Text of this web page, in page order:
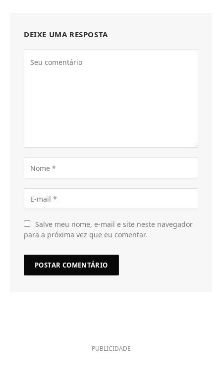
DEIXE UMA RESPOSTA
Salve meu nome, e-mail e site neste navegador
para a próxima vez que eu comentar.
PUBLICIDADE